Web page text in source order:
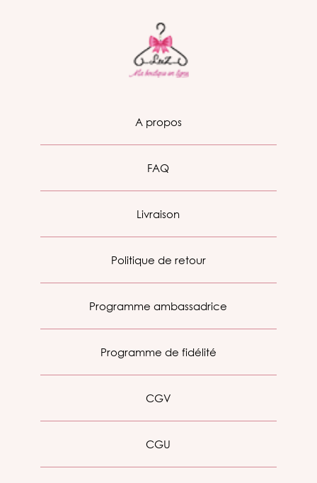
A propos
FAQ
Livraison
Politique de retour
Programme ambassadrice
Programme de fidélité
CGV
CGU